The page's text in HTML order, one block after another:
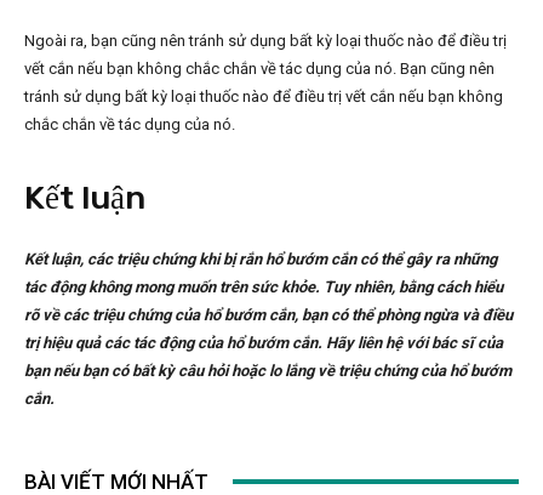
Ngoài ra, bạn cũng nên tránh sử dụng bất kỳ loại thuốc nào để điều trị
vết cắn nếu bạn không chắc chắn về tác dụng của nó. Bạn cũng nên
tránh sử dụng bất kỳ loại thuốc nào để điều trị vết cắn nếu bạn không
chắc chắn về tác dụng của nó.
Kết luận
Kết luận, các triệu chứng khi bị rắn hổ bướm cắn có thể gây ra những
tác động không mong muốn trên sức khỏe. Tuy nhiên, bằng cách hiểu
rõ về các triệu chứng của hổ bướm cắn, bạn có thể phòng ngừa và điều
trị hiệu quả các tác động của hổ bướm cắn. Hãy liên hệ với bác sĩ của
bạn nếu bạn có bất kỳ câu hỏi hoặc lo lắng về triệu chứng của hổ bướm
cắn.
BÀI VIẾT MỚI NHẤT